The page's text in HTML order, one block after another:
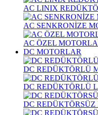
AC LINIX
AC SENKRONİZE
AC ÖZEL
DC MOTORLAR
DC REDÜKTÖRLÜ
DC REDÜKTÖRLÜ
DC REDÜKTÖRSÜZ